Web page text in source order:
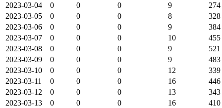
2023-03-04
0 0 0 9
274
2023-03-05
0 0 0 8
328
2023-03-06
0 0 0 9
384
2023-03-07
0 0 0 10
455
2023-03-08
0 0 0 9
521
2023-03-09
0 0 0 9
483
2023-03-10
0 0 0 12
339
2023-03-11
0 0 0 16
446
2023-03-12
0 0 0 13
343
2023-03-13
0 0 0 16 410